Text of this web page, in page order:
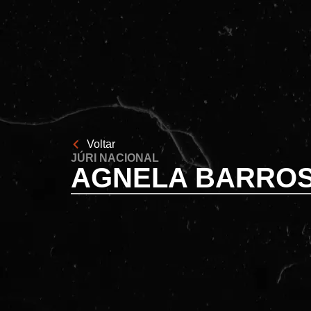
Voltar
JÚRI NACIONAL
AGNELA